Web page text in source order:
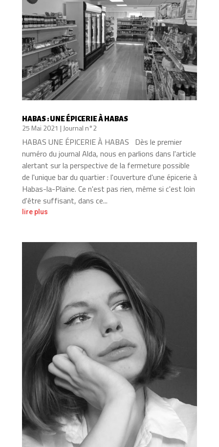
HABAS : UNE ÉPICERIE À HABAS
25 Mai 2021 | Journal n°2
HABAS UNE ÉPICERIE À HABAS Dès le premier
numéro du journal Alda, nous en parlions dans l'article
alertant sur la perspective de la fermeture possible
de l'unique bar du quartier : l'ouverture d'une épicerie à
Habas-la-Plaine. Ce n'est pas rien, même si c'est loin
d'être suffisant, dans ce...
lire plus